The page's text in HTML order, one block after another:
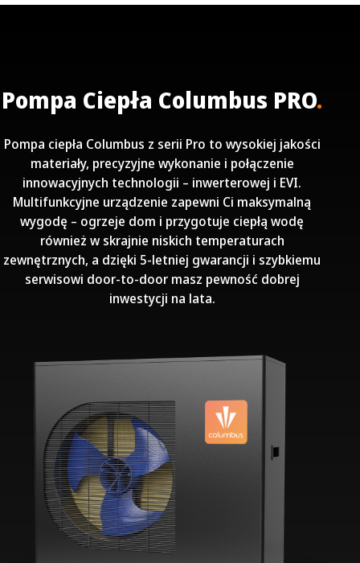
Pompa Ciepła Columbus PRO.
Pompa ciepła Columbus z serii Pro to wysokiej jakości
materiały, precyzyjne wykonanie i połączenie
innowacyjnych technologii – inwerterowej i EVI.
Multifunkcyjne urządzenie zapewni Ci maksymalną
wygodę – ogrzeje dom i przygotuje ciepłą wodę
również w skrajnie niskich temperaturach
zewnętrznych, a dzięki 5-letniej gwarancji i szybkiemu
serwisowi door-to-door masz pewność dobrej
inwestycji na lata.